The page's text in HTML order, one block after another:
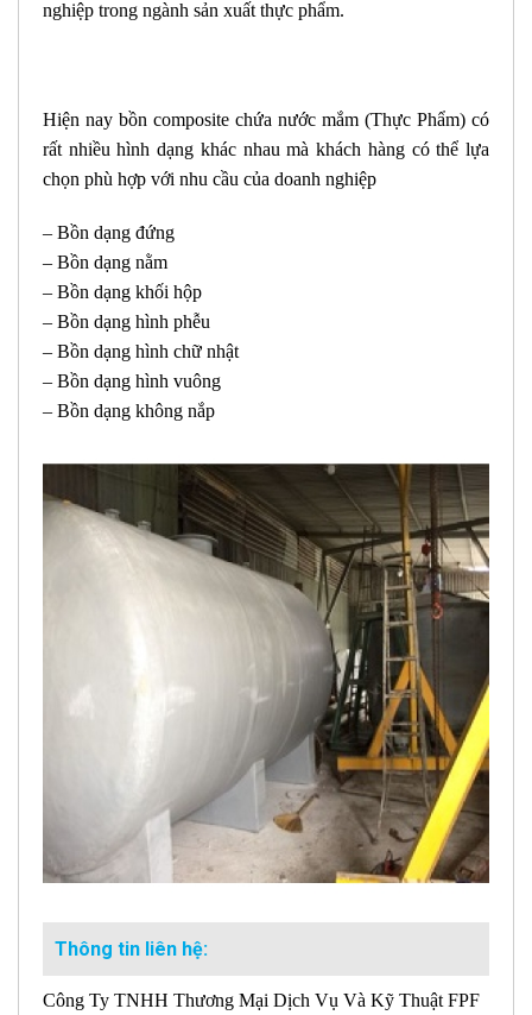
nghiệp trong ngành sản xuất thực phẩm.
Hiện nay bồn composite chứa nước mắm (Thực Phẩm) có
rất nhiều hình dạng khác nhau mà khách hàng có thể lựa
chọn phù hợp với nhu cầu của doanh nghiệp
– Bồn dạng đứng
– Bồn dạng nằm
– Bồn dạng khối hộp
– Bồn dạng hình phễu
– Bồn dạng hình chữ nhật
– Bồn dạng hình vuông
– Bồn dạng không nắp
Thông tin liên hệ:
Công Ty TNHH Thương Mại Dịch Vụ Và Kỹ Thuật FPF